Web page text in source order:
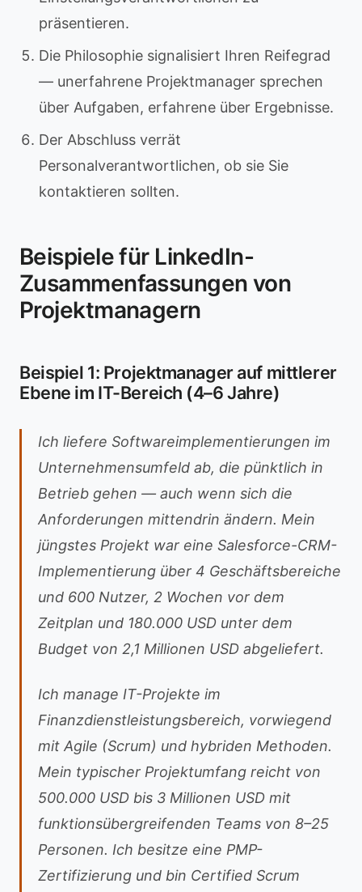
präsentieren.
Die Philosophie signalisiert Ihren Reifegrad
— unerfahrene Projektmanager sprechen
über Aufgaben, erfahrene über Ergebnisse.
Der Abschluss verrät
Personalverantwortlichen, ob sie Sie
kontaktieren sollten.
Beispiele für LinkedIn-
Zusammenfassungen von
Projektmanagern
Beispiel 1: Projektmanager auf mittlerer
Ebene im IT-Bereich (4–6 Jahre)
Ich liefere Softwareimplementierungen im
Unternehmensumfeld ab, die pünktlich in
Betrieb gehen — auch wenn sich die
Anforderungen mittendrin ändern. Mein
jüngstes Projekt war eine Salesforce-CRM-
Implementierung über 4 Geschäftsbereiche
und 600 Nutzer, 2 Wochen vor dem
Zeitplan und 180.000 USD unter dem
Budget von 2,1 Millionen USD abgeliefert.
Ich manage IT-Projekte im
Finanzdienstleistungsbereich, vorwiegend
mit Agile (Scrum) und hybriden Methoden.
Mein typischer Projektumfang reicht von
500.000 USD bis 3 Millionen USD mit
funktionsübergreifenden Teams von 8–25
Personen. Ich besitze eine PMP-
Zertifizierung und bin Certified Scrum